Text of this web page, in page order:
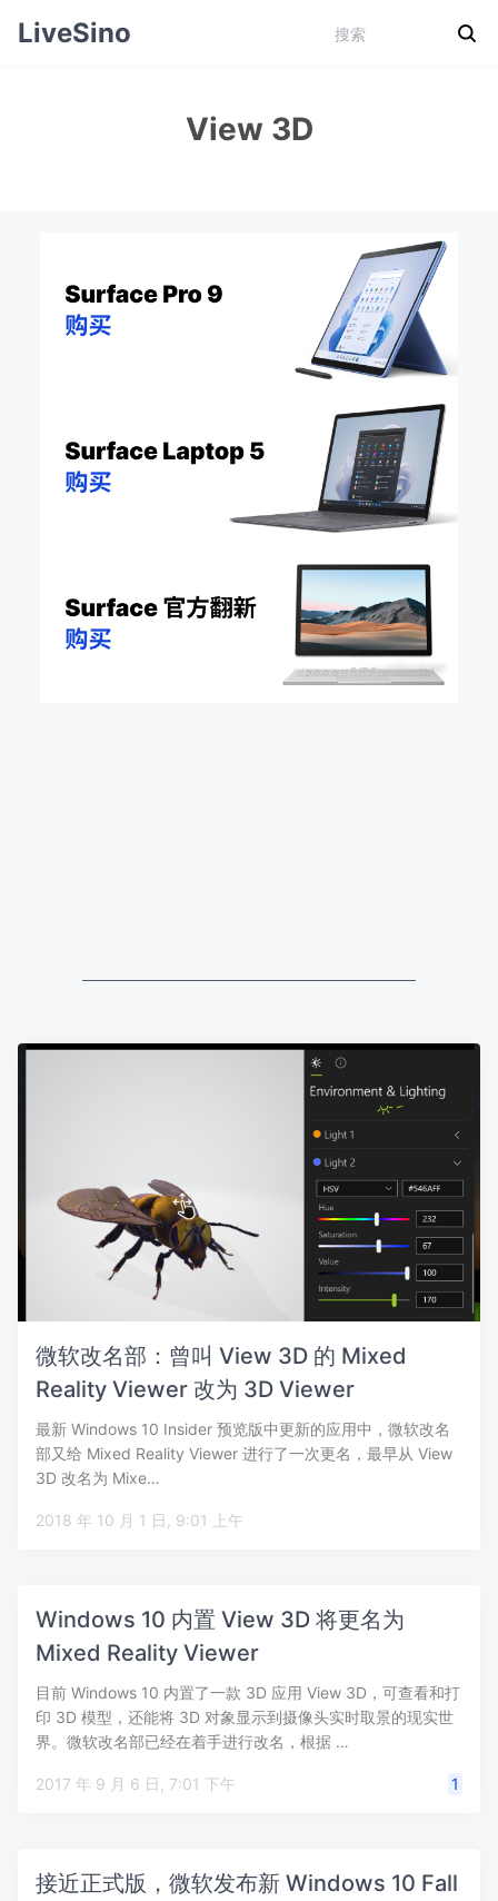
LiveSino
View 3D
微软改名部：曾叫 View 3D 的 Mixed
Reality Viewer 改为 3D Viewer
最新 Windows 10 Insider 预览版中更新的应用中，微软改名
部又给 Mixed Reality Viewer 进行了一次更名，最早从 View
3D 改名为 Mixe…
2018 年 10 月 1 日, 9:01 上午
Windows 10 内置 View 3D 将更名为
Mixed Reality Viewer
目前 Windows 10 内置了一款 3D 应用 View 3D，可查看和打
印 3D 模型，还能将 3D 对象显示到摄像头实时取景的现实世
界。微软改名部已经在着手进行改名，根据 …
2017 年 9 月 6 日, 7:01 下午 1
接近正式版，微软发布新 Windows 10 Fall